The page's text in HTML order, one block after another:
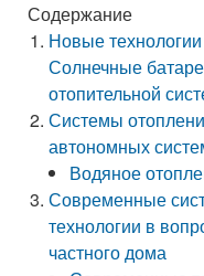
Содержание
Новые
Солнечные
отопительной
Системы
автономных
Водяное
Современные
технологии в
частного дома